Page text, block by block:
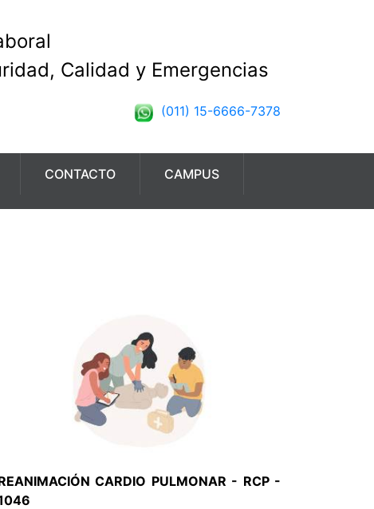
Calidad y Emergencias
(011) 15-6666-7378
CONTACTO CAMPUS
CARDIO PULMONAR - RCP -